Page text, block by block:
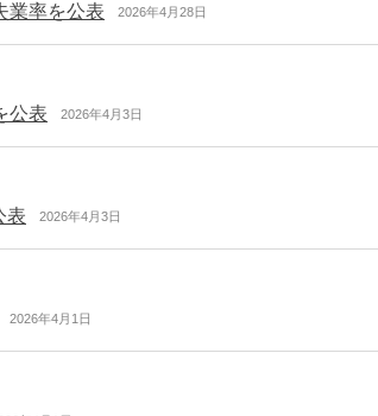
業率を公表 2026年4月28日
公表 2026年4月3日
表 2026年4月3日
2026年4月1日